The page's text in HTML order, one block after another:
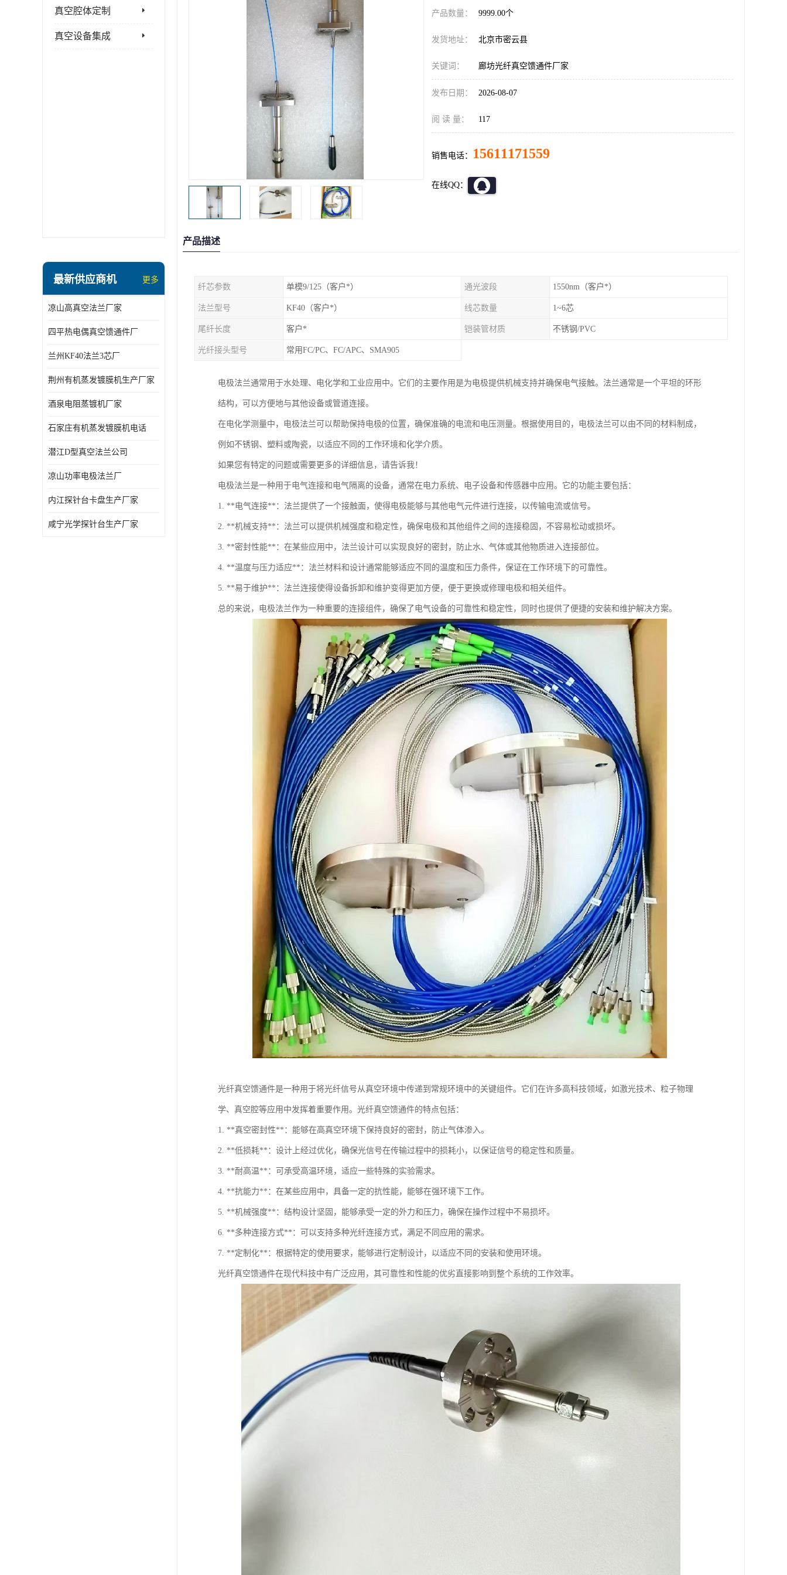
真空腔体定制
真空设备集成
最新供应商机 更多
凉山高真空法兰厂家
四平热电偶真空馈通件厂
兰州KF40法兰3芯厂
荆州有机蒸发镀膜机生产厂家
酒泉电阻蒸镀机厂家
石家庄有机蒸发镀膜机电话
潜江D型真空法兰公司
凉山功率电极法兰厂
内江探针台卡盘生产厂家
咸宁光学探针台生产厂家
产品数量： 9999.00个
发货地址： 北京市密云县
关键词： 廊坊光纤真空馈通件厂家
发布日期： 2026-08-07
阅 读 量： 117
销售电话： 15611171559
在线QQ：
产品描述
纤芯参数 单模9/125（客户*） 通光波段 1550nm（客户*）
法兰型号 KF40（客户*） 线芯数量 1~6芯
尾纤长度 客户* 铠装管材质 不锈钢/PVC
光纤接头型号 常用FC/PC、FC/APC、SMA905
电极法兰通常用于水处理、电化学和工业应用中。它们的主要作用是为电极提供机械支持并确保电气接触。法兰通常是一个平坦的环形
结构，可以方便地与其他设备或管道连接。
在电化学测量中，电极法兰可以帮助保持电极的位置，确保准确的电流和电压测量。根据使用目的，电极法兰可以由不同的材料制成，
例如不锈钢、塑料或陶瓷，以适应不同的工作环境和化学介质。
如果您有特定的问题或需要更多的详细信息，请告诉我！
电极法兰是一种用于电气连接和电气隔离的设备，通常在电力系统、电子设备和传感器中应用。它的功能主要包括：
1. **电气连接**：法兰提供了一个接触面，使得电极能够与其他电气元件进行连接，以传输电流或信号。
2. **机械支持**：法兰可以提供机械强度和稳定性，确保电极和其他组件之间的连接稳固，不容易松动或损坏。
3. **密封性能**：在某些应用中，法兰设计可以实现良好的密封，防止水、气体或其他物质进入连接部位。
4. **温度与压力适应**：法兰材料和设计通常能够适应不同的温度和压力条件，保证在工作环境下的可靠性。
5. **易于维护**：法兰连接使得设备拆卸和维护变得更加方便，便于更换或修理电极和相关组件。
总的来说，电极法兰作为一种重要的连接组件，确保了电气设备的可靠性和稳定性，同时也提供了便捷的安装和维护解决方案。
光纤真空馈通件是一种用于将光纤信号从真空环境中传递到常规环境中的关键组件。它们在许多高科技领域，如激光技术、粒子物理
学、真空腔等应用中发挥着重要作用。光纤真空馈通件的特点包括：
1. **真空密封性**：能够在高真空环境下保持良好的密封，防止气体渗入。
2. **低损耗**：设计上经过优化，确保光信号在传输过程中的损耗小，以保证信号的稳定性和质量。
3. **耐高温**：可承受高温环境，适应一些特殊的实验需求。
4. **抗能力**：在某些应用中，具备一定的抗性能，能够在强环境下工作。
5. **机械强度**：结构设计坚固，能够承受一定的外力和压力，确保在操作过程中不易损坏。
6. **多种连接方式**：可以支持多种光纤连接方式，满足不同应用的需求。
7. **定制化**：根据特定的使用要求，能够进行定制设计，以适应不同的安装和使用环境。
光纤真空馈通件在现代科技中有广泛应用，其可靠性和性能的优劣直接影响到整个系统的工作效率。